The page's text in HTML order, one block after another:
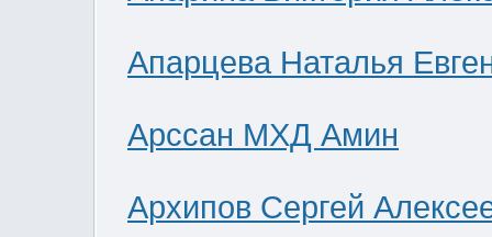
Апарцева Наталья
Арссан МХД Амин
Архипов Сергей